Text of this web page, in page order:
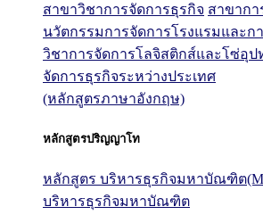
สาขาวิชาการจัดการธุรกิจ สาขากา
นวัตกรรมการจัดการโรงแรมและก
วิชาการจัดการโลจิสติกส์และโซ่อุป
จัดการธุรกิจระหว่างประเทศ
(หลักสูตรภาษาอังกฤษ)
หลักสูตรปริญญาโท
หลักสูตร บริหารธุรกิจมหาบัณฑิต
บริหารธุรกิจมหาบัณฑิต